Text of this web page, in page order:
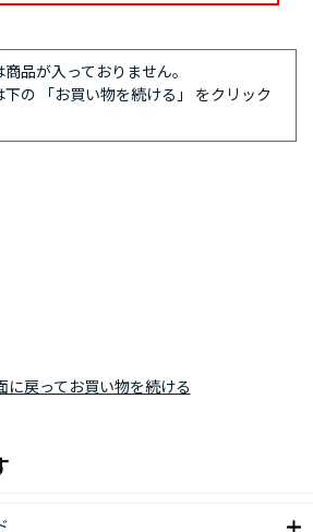
品が入っておりません。
の 「お買い物を続ける」 をクリック
に戻ってお買い物を続ける